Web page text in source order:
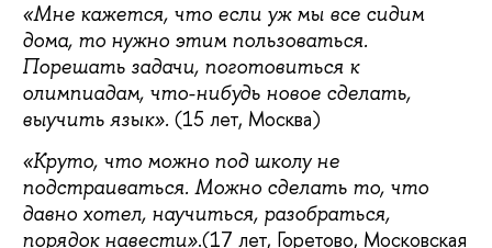
«Мне кажется, что если уж мы все сидим
дома, то нужно этим пользоваться.
Порешать задачи, поготовиться к
олимпиадам, что-нибудь новое сделать,
выучить язык». (15 лет, Москва)
«Круто, что можно под школу не
подстраиваться. Можно сделать то, что
давно хотел, научиться, разобраться,
порядок навести».(17 лет, Горетово, Московская